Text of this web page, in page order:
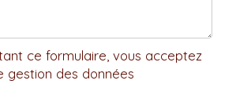
ce formulaire, vous acceptez
gestion des données